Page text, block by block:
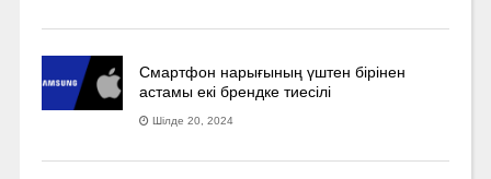
Смартфон нарығының үштен бірінен
астамы екі брендке тиесілі
Шілде 20, 2024